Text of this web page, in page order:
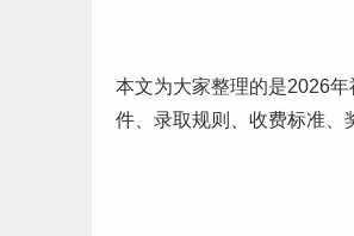
本文为大家整理的是2026
件、录取规则、 收费标准